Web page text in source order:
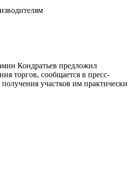
Кондратьев предложил
торгов, сообщается в пресс-
участков им практически